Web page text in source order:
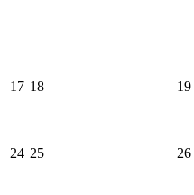
17 18 19
24 25 26